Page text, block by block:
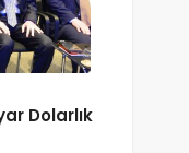
Dolarlık